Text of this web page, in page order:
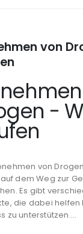
von
-
von
dem Weg zur
Es gibt
die dabei helfen
zu unterstützen....